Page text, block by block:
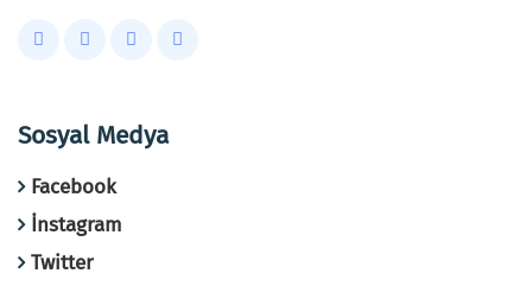
Sosyal Medya
Facebook
İnstagram
Twitter